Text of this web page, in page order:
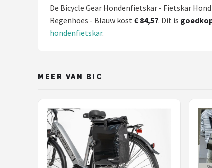
De Bicycle Gear Hondenfietskar - Fietskar
Regenhoes - Blauw kost € 84,57. Dit is
hondenfietskar.
MEER VAN BIC